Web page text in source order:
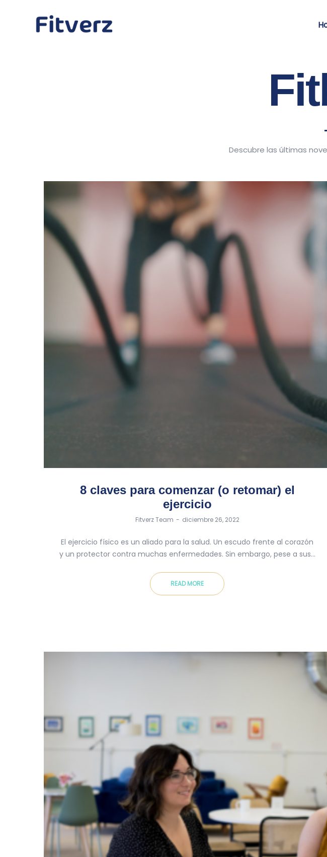
Descubre las últimas
8 claves para comenzar (o retomar) el
ejercicio
by
Fitverz Team diciembre 26, 2022
El ejercicio físico es un aliado para la salud. Un escudo frente al corazón
y un protector contra muchas enfermedades. Sin embargo, pese a sus…
READ MORE